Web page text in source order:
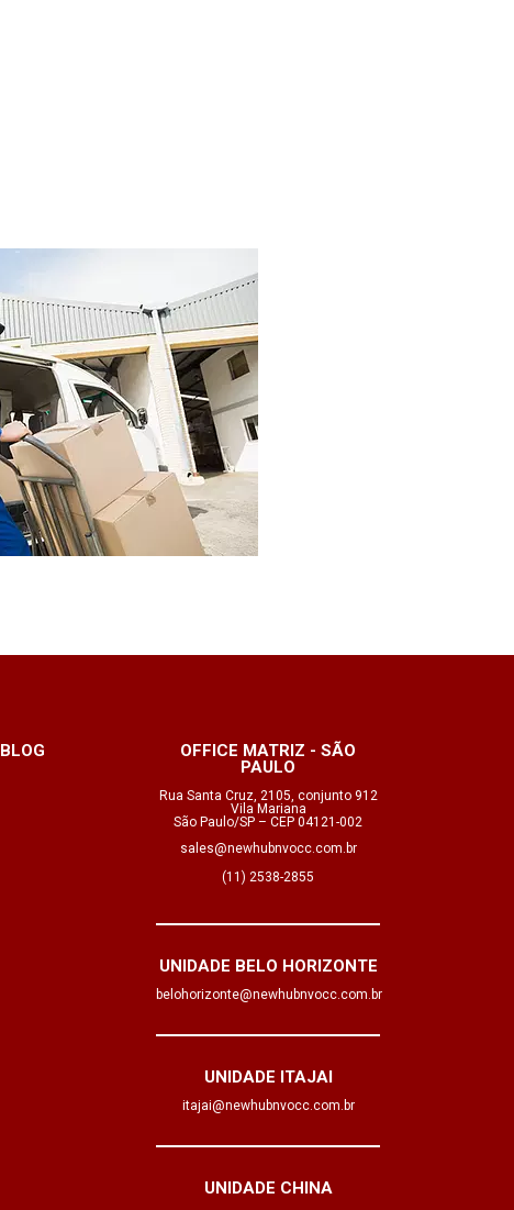
BLOG
OFFICE MATRIZ - SÃO
PAULO
Rua Santa Cruz, 2105, conjunto 912
Vila Mariana
São Paulo/SP – CEP 04121-002
sales@newhubnvocc.com.br
(11) 2538-2855
UNIDADE BELO HORIZONTE
belohorizonte@newhubnvocc.com.br
UNIDADE ITAJAI
itajai@newhubnvocc.com.br
UNIDADE CHINA